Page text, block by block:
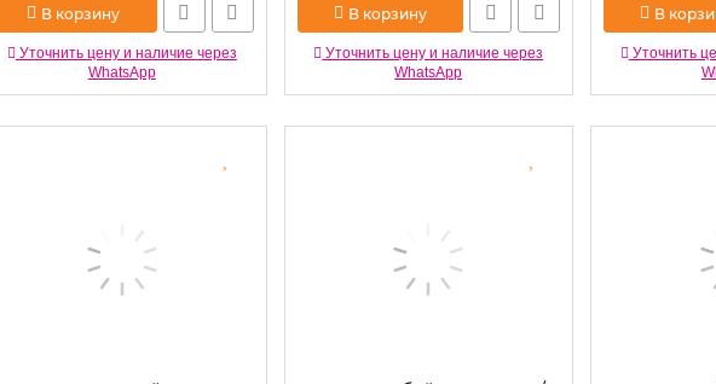
В корзину
Уточнить цену и наличие через
WhatsApp
В корзину
Уточнить цену и наличие через
WhatsApp
В
Уточнить